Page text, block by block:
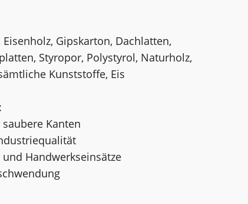
Gipskarton, Dachlatten,
Styropor, Polystyrol, Naturholz,
Kunststoffe, Eis
Kanten
Handwerkseinsätze